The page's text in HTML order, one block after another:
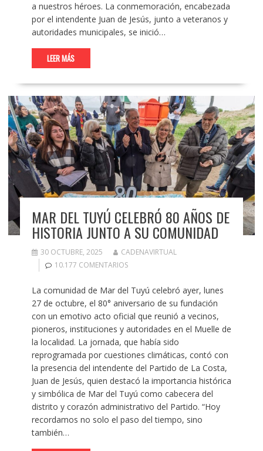
a nuestros héroes. La conmemoración, encabezada
por el intendente Juan de Jesús, junto a veteranos y
autoridades municipales, se inició…
LEER MÁS
MAR DEL TUYÚ CELEBRÓ 80 AÑOS DE
HISTORIA JUNTO A SU COMUNIDAD
30 OCTUBRE, 2025
CADENAVIRTUAL
10.177 COMENTARIOS
La comunidad de Mar del Tuyú celebró ayer, lunes
27 de octubre, el 80° aniversario de su fundación
con un emotivo acto oficial que reunió a vecinos,
pioneros, instituciones y autoridades en el Muelle de
la localidad. La jornada, que había sido
reprogramada por cuestiones climáticas, contó con
la presencia del intendente del Partido de La Costa,
Juan de Jesús, quien destacó la importancia histórica
y simbólica de Mar del Tuyú como cabecera del
distrito y corazón administrativo del Partido. “Hoy
recordamos no solo el paso del tiempo, sino
también…